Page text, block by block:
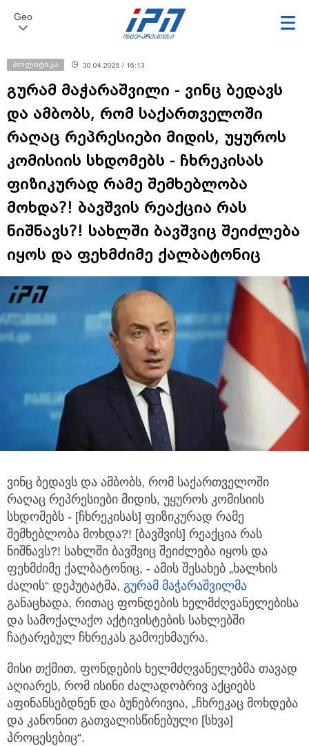
Geo
პოლიტიკა 30.04.2025 / 16:13
გურამ მაჭარაშვილი - ვინც ბედავს
და ამბობს, რომ საქართველოში
რაღაც რეპრესიები მიდის, უყუროს
კომისიის სხდომებს - ჩხრეკისას
ფიზიკურად რამე შემხებლობა
მოხდა?! ბავშვის რეაქცია რას
ნიშნავს?! სახლში ბავშვიც შეიძლება
იყოს და ფეხმძიმე ქალბატონიც
ვინც ბედავს და ამბობს, რომ საქართველოში
რაღაც რეპრესიები მიდის, უყუროს კომისიის
სხდომებს - [ჩხრეკისას] ფიზიკურად რამე
შემხებლობა მოხდა?! [ბავშვის] რეაქცია რას
ნიშნავს?! სახლში ბავშვიც შეიძლება იყოს და
ფეხმძიმე ქალბატონიც, - ამის შესახებ „ხალხის
ძალის“ დეპუტატმა, გურამ მაჭარაშვილმა
განაცხადა, რითაც ფონდების ხელმძღვანელებისა
და სამოქალაქო აქტივისტების სახლებში
ჩატარებულ ჩხრეკას გამოეხმაურა.
მისი თქმით, ფონდების ხელმძღვანელებმა თავად
აღიარეს, რომ ისინი ძალადობრივ აქციებს
აფინანსებდნენ და ბუნებრივია, „ჩხრეკაც მოხდება
და კანონით გათვალისწინებული [სხვა]
პროცესებიც“.